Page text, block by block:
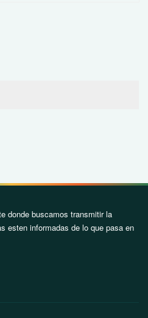
donde buscamos transmitir la
esten informadas de lo que pasa en